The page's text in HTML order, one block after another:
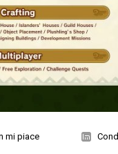
mi piace